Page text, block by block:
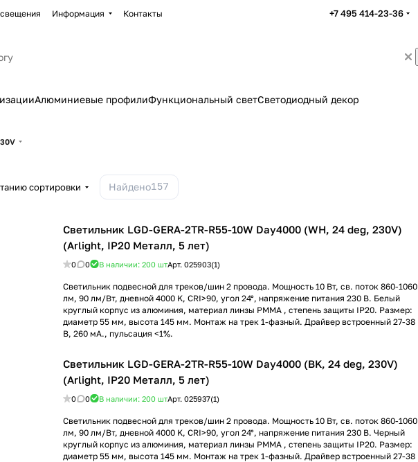
Информация Контакты +7 495 414-23-36
Алюминиевые профилиФункциональный светСветодиодный декор
сортировки Найдено157
Светильник LGD-GERA-2TR-R55-10W Day4000 (WH, 24 deg, 230V)
(Arlight, IP20 Металл, 5 лет)
0 0 В наличии: 200 штАрт. 025903(1)
Светильник подвесной для треков/шин 2 провода. Мощность 10 Вт, св. поток 860-1060
лм, 90 лм/Вт, дневной 4000 K, CRI>90, угол 24°, напряжение питания 230 В. Белый
круглый корпус из алюминия, материал линзы PMMA , степень защиты IP20. Размер:
диаметр 55 мм, высота 145 мм. Монтаж на трек 1-фазный. Драйвер встроенный 27-38
В, 260 мА., пульсация <1%.
Светильник LGD-GERA-2TR-R55-10W Day4000 (BK, 24 deg, 230V)
(Arlight, IP20 Металл, 5 лет)
0 0 В наличии: 200 штАрт. 025937(1)
Светильник подвесной для треков/шин 2 провода. Мощность 10 Вт, св. поток 860-1060
лм, 90 лм/Вт, дневной 4000 K, CRI>90, угол 24°, напряжение питания 230 В. Черный
круглый корпус из алюминия, материал линзы PMMA , степень защиты IP20. Размер:
диаметр 55 мм, высота 145 мм. Монтаж на трек 1-фазный. Драйвер встроенный 27-38